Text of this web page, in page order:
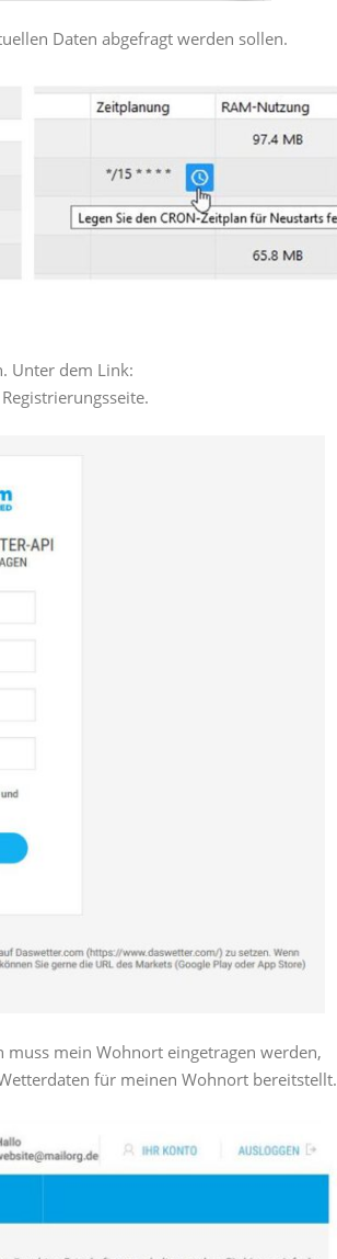
Daten abgefragt werden sollen.
Unter dem Link:
muss mein Wohnort eingetragen werden,
für meinen Wohnort bereitstellt.